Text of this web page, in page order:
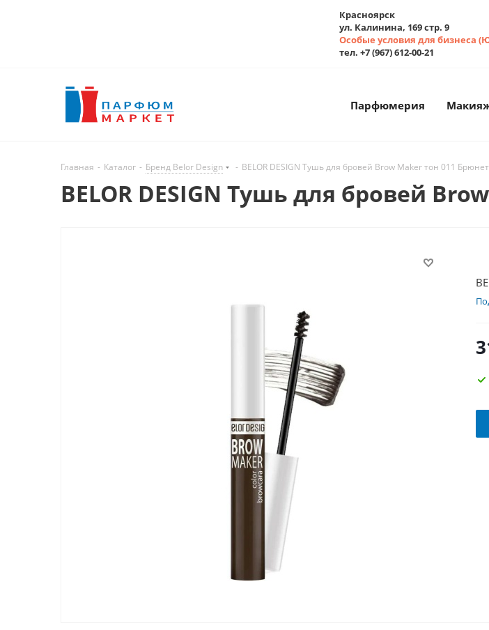
Красноярск
ул. Калинина, 169 стр. 9
Особые условия для бизнеса
тел. +7 (967) 612-00-21
Парфюмерия
Главная - Каталог - Бренд Belor Design - BELOR DESIGN Тушь для бровей Brow Maker тон 011
BELOR DESIGN Тушь для бровей